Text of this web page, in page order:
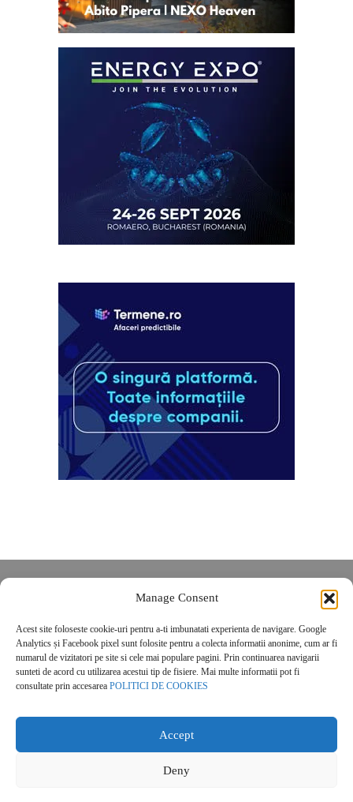
Manage Consent
Acest site foloseste cookie-uri pentru a-ti imbunatati experienta de navigare. Google
Analytics și Facebook pixel sunt folosite pentru a colecta informatii anonime, cum ar fi
numarul de vizitatori pe site si cele mai populare pagini. Prin continuarea navigarii
sunteti de acord cu utilizarea acestui tip de fisiere. Mai multe informatii pot fi
consultate prin accesarea POLITICI DE COOKIES
Accept
Deny
POLITICĂ DE CONFIDENȚIALITATE
Politica de cookies
© 2026 Real Estate Magazine. All Rights Reserved.